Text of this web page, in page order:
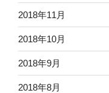
2018年11月
2018年10月
2018年9月
2018年8月